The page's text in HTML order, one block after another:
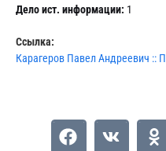
Дело ист. информации: 1
Ссылка:
Карагеров Павел Андреевич ::